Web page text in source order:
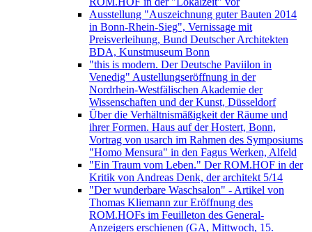
Ausstellung "Auszeichnung guter Bauten 2014
in Bonn-Rhein-Sieg", Vernissage mit
Preisverleihung, Bund Deutscher Architekten
BDA, Kunstmuseum Bonn
"this is modern. Der Deutsche Paviilon in
Venedig" Austellungseröffnung in der
Nordrhein-Westfälischen Akademie der
Wissenschaften und der Kunst, Düsseldorf
Über die Verhältnismäßigkeit der Räume und
ihrer Formen. Haus auf der Hostert, Bonn,
Vortrag von usarch im Rahmen des Symposiums
"Homo Mensura" in den Fagus Werken, Alfeld
"Ein Traum vom Leben." Der ROM.HOF in der
Kritik von Andreas Denk, der architekt 5/14
"Der wunderbare Waschsalon" - Artikel von
Thomas Kliemann zur Eröffnung des
ROM.HOFs im Feuilleton des General-
Anzeigers erschienen (GA, Mittwoch, 15.